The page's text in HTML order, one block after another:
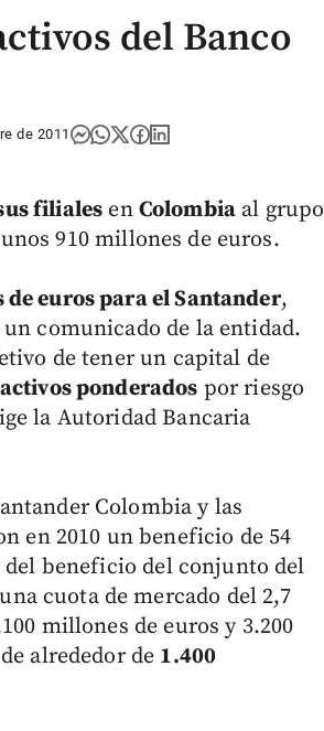
del Banco
de 2011
filiales en Colombia al grupo
910 millones de euros.
de euros para el Santander,
comunicado de la entidad.
de tener un capital de
ponderados por riesgo
la Autoridad Bancaria
Colombia y las
en 2010 un beneficio de 54
beneficio del conjunto del
cuota de mercado del 2,7
millones de euros y 3.200
alrededor de 1.400